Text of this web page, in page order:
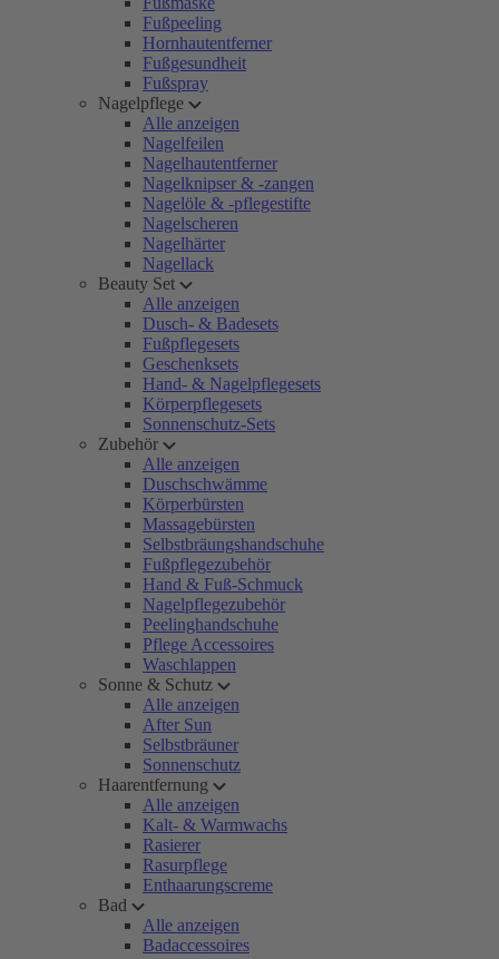
Fußpeeling
Hornhautentferner
Fußgesundheit
Fußspray
Nagelpflege
Alle anzeigen
Nagelfeilen
Nagelhautentferner
Nagelknipser & -zangen
Nagelöle & -pflegestifte
Nagelscheren
Nagelhärter
Nagellack
Beauty Set
Alle anzeigen
Dusch- & Badesets
Fußpflegesets
Geschenksets
Hand- & Nagelpflegesets
Körperpflegesets
Sonnenschutz-Sets
Zubehör
Alle anzeigen
Duschschwämme
Körperbürsten
Massagebürsten
Selbstbräungshandschuhe
Fußpflegezubehör
Hand & Fuß-Schmuck
Nagelpflegezubehör
Peelinghandschuhe
Pflege Accessoires
Waschlappen
Sonne & Schutz
Alle anzeigen
After Sun
Selbstbräuner
Sonnenschutz
Haarentfernung
Alle anzeigen
Kalt- & Warmwachs
Rasierer
Rasurpflege
Enthaarungscreme
Bad
Alle anzeigen
Badaccessoires